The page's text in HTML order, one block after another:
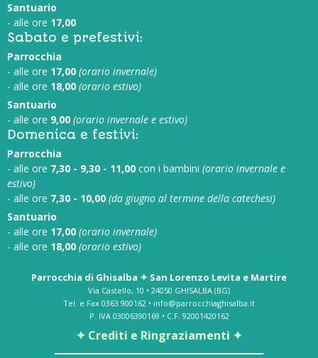
Santuario
- alle ore 17,00
Sabato e prefestivi:
Parrocchia
- alle ore 17,00 (orario invernale)
- alle ore 18,00 (orario estivo)
Santuario
- alle ore 9,00 (orario invernale e estivo)
Domenica e festivi:
Parrocchia
- alle ore 7,30 - 9,30 - 11,00 con i bambini (orario invernale e
estivo)
- alle ore 7,30 - 10,00 (da giugno al termine della catechesi)
Santuario
- alle ore 17,00 (orario invernale)
- alle ore 18,00 (orario estivo)
Parrocchia di Ghisalba ✦ San Lorenzo Levita e Martire
Via Castello, 10 • 24050 GHISALBA (BG)
Tel. e Fax 0363 900162 • info@parrocchiaghisalba.it
P. IVA 03006390169 • C.F. 92001420162
✦ Crediti e Ringraziamenti ✦